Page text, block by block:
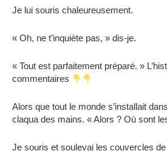
Je lui souris chaleureusement.
« Oh, ne t’inquiète pas, » dis-je.
« Tout est parfaitement préparé. »
commentaires
Alors que tout le monde s’installait
claqua des mains. « Alors ? Où sont
Je souris et soulevai les couvercles